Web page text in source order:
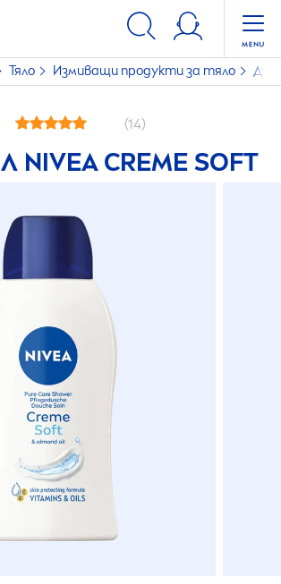
Тяло Измиващи продукти за тяло
(14)
NIVEA CREMESOFT